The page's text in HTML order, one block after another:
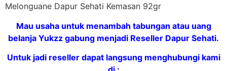
Melonguane Dapur Sehati Kemasan 92gr
Mau usaha untuk menambah tabungan atau uang
belanja Yukzz gabung menjadi Reseller Dapur Sehati.
Untuk jadi reseller dapat langsung menghubungi kami